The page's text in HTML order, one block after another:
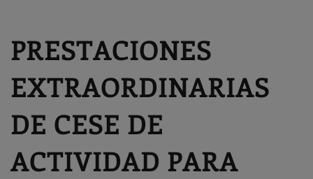
PRESTACIONES
EXTRAORDINARIAS
DE CESE DE
ACTIVIDAD PARA